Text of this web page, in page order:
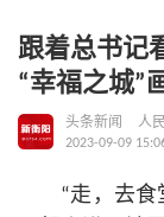
跟着总书记
“幸福之城”
头条新闻
人
2023-09-09
“走，去